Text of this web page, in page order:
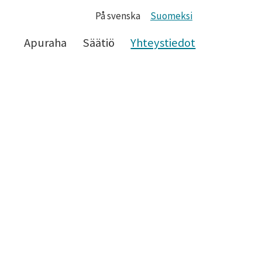
På svenska Suomeksi
Apuraha Säätiö Yhteystiedot